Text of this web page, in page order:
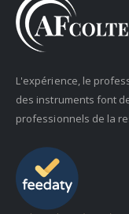
L'expérience, le
des instruments font
professionnels de la